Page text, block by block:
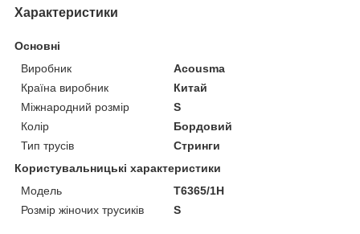
Характеристики
Основні
Виробник
Acousma
Країна виробник
Китай
Міжнародний розмір
S
Колір
Бордовий
Тип трусів
Стринги
Користувальницькі характеристики
Модель
T6365/1H
Розмір жіночих трусиків
S